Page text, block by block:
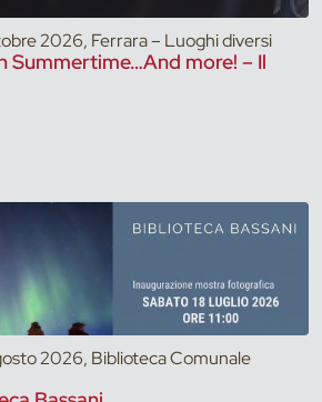
2026, Ferrara – Luoghi diversi
Summertime…And more! – Il
2026, Biblioteca Comunale